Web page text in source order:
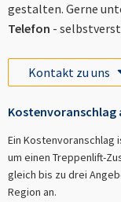
gestalten. Gerne
Telefon -
Kontakt zu uns
Kostenvoranschlag
Ein Kostenvoranschlag
um einen Treppenlift-
gleich bis zu drei
Region an.